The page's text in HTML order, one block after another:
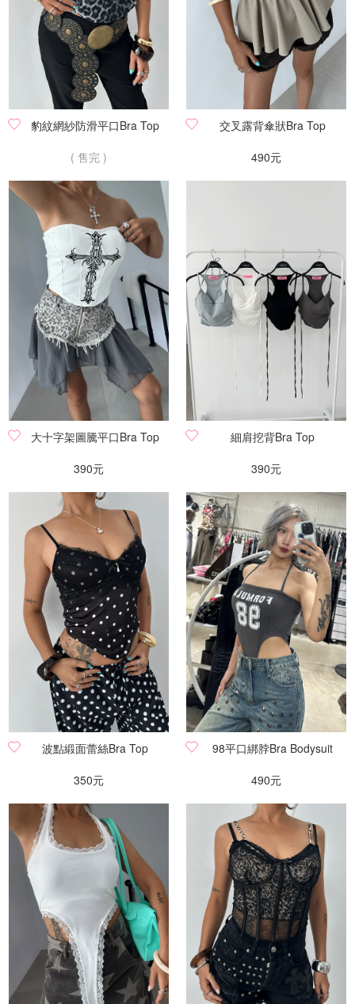
豹紋網紗防滑平口Bra Top
( 售完 )
交叉露背傘狀Bra Top
490元
大十字架圖騰平口Bra Top
390元
細肩挖背Bra Top
390元
波點緞面蕾絲Bra Top
350元
98平口綁脖Bra Bodysuit
490元